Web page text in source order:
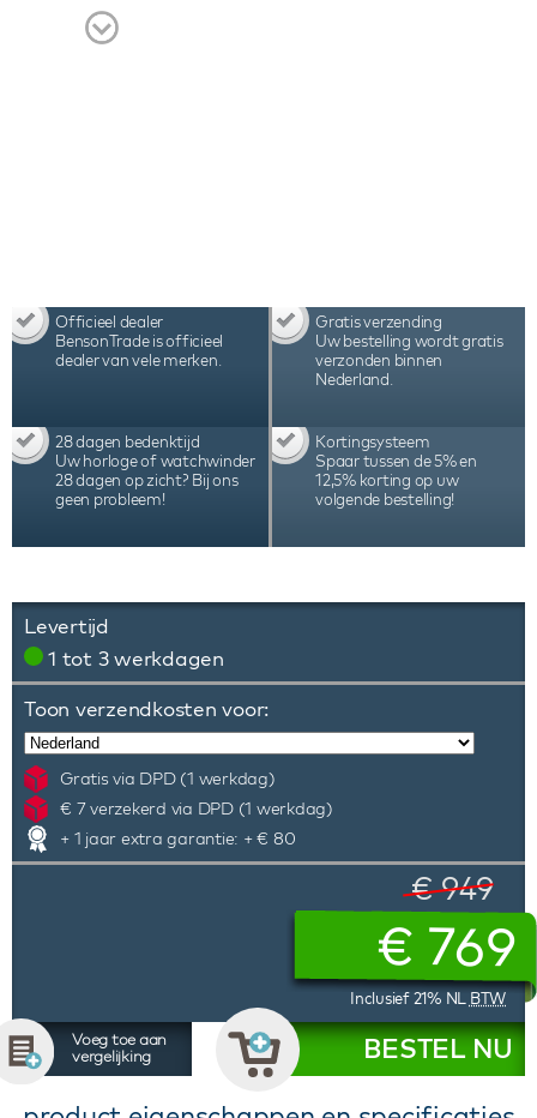
Officieel dealer
BensonTrade is officieel
dealer van vele merken.
Gratis verzending
Uw bestelling wordt gratis
verzonden binnen
Nederland.
28 dagen bedenktijd
Uw horloge of watchwinder
28 dagen op zicht? Bij ons
geen probleem!
Kortingsysteem
Spaar tussen de 5% en
12,5% korting op uw
volgende bestelling!
Levertijd
1 tot 3 werkdagen
Toon verzendkosten voor:
Gratis via DPD (1 werkdag)
€ 7 verzekerd via DPD (1 werkdag)
+ 1 jaar extra garantie: + € 80
€ 949
€ 769
Inclusief 21% NL BTW
Voeg toe aan
vergelijking
BESTEL NU